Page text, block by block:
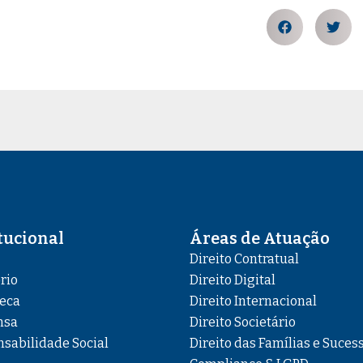
Social
Áreas de Atuação
Direito Contratual
Direito Digital
Direito Internacional
Direito Societário
Direito das Famílias e